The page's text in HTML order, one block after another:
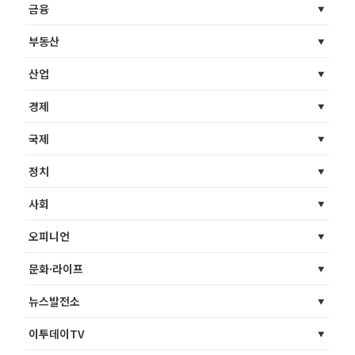
금융
부동산
산업
경제
국제
정치
사회
오피니언
문화·라이프
뉴스발전소
이투데이TV